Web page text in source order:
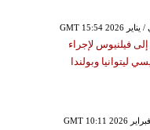
فيلنيوس لإجراء
ليتوانيا وبولندا